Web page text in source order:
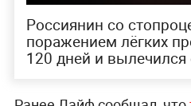
Россиянин со
поражением лёгких
120 дней и вылечился